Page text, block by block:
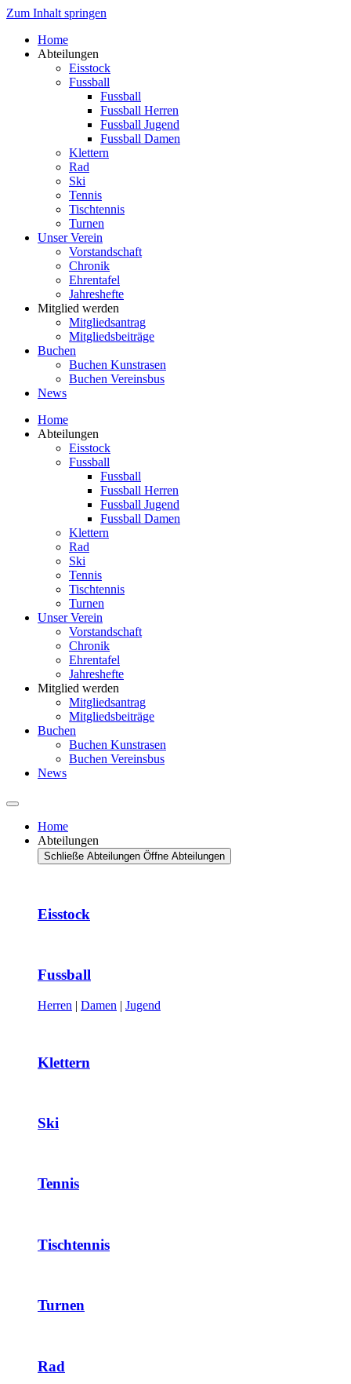
Zum Inhalt springen
Home
Abteilungen
Eisstock
Fussball
Fussball
Fussball Herren
Fussball Jugend
Fussball Damen
Klettern
Rad
Ski
Tennis
Tischtennis
Turnen
Unser Verein
Vorstandschaft
Chronik
Ehrentafel
Jahreshefte
Mitglied werden
Mitgliedsantrag
Mitgliedsbeiträge
Buchen
Buchen Kunstrasen
Buchen Vereinsbus
News
Home
Abteilungen
Eisstock
Fussball
Fussball
Fussball Herren
Fussball Jugend
Fussball Damen
Klettern
Rad
Ski
Tennis
Tischtennis
Turnen
Unser Verein
Vorstandschaft
Chronik
Ehrentafel
Jahreshefte
Mitglied werden
Mitgliedsantrag
Mitgliedsbeiträge
Buchen
Buchen Kunstrasen
Buchen Vereinsbus
News
Home
Abteilungen
Schließe Abteilungen Öffne Abteilungen
Eisstock
Fussball
Herren | Damen | Jugend
Klettern
Ski
Tennis
Tischtennis
Turnen
Rad